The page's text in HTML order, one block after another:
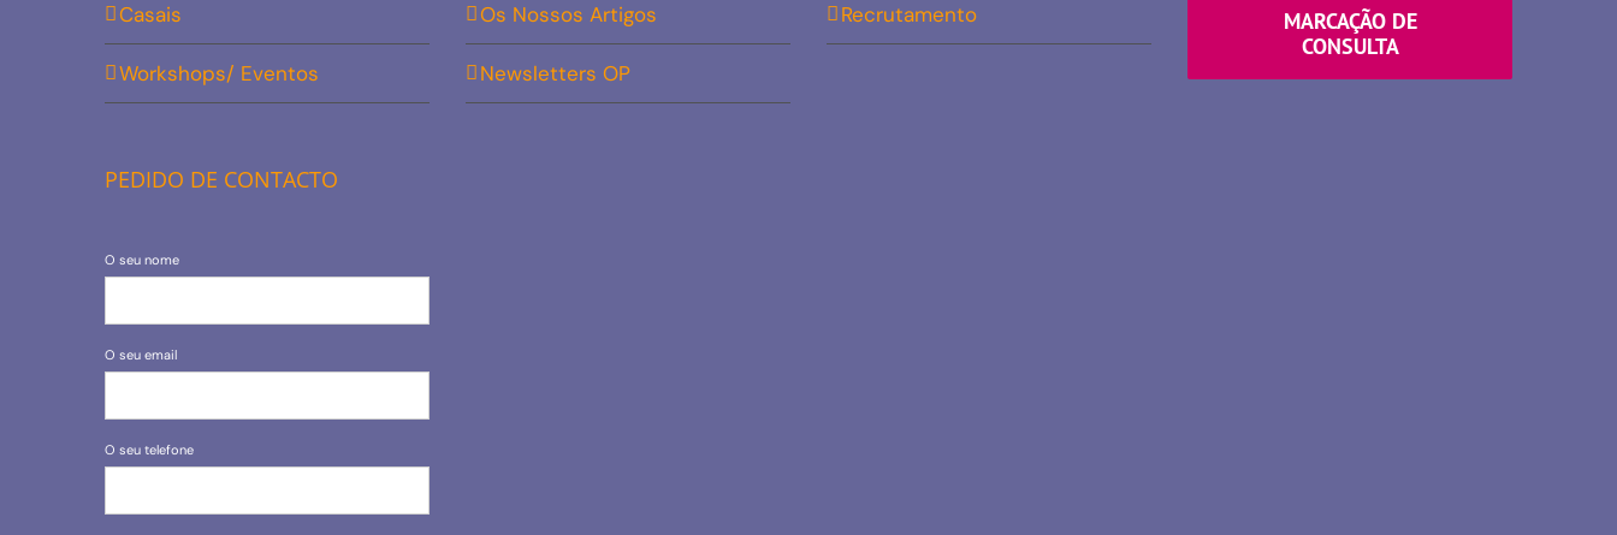
Casais
Workshops/ Eventos
PEDIDO DE CONTACTO
O seu nome
O seu email
O seu telefone
Os Nossos Artigos
Newsletters OP
Recrutamento
MARCAÇÃO DE
CONSULTA